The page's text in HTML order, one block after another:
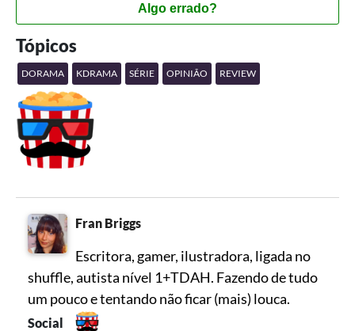
Algo errado?
Tópicos
DORAMA KDRAMA SÉRIE OPINIÃO REVIEW
Fran Briggs
Escritora, gamer, ilustradora, ligada no
shuffle, autista nível 1+TDAH. Fazendo de tudo
um pouco e tentando não ficar (mais) louca.
Social